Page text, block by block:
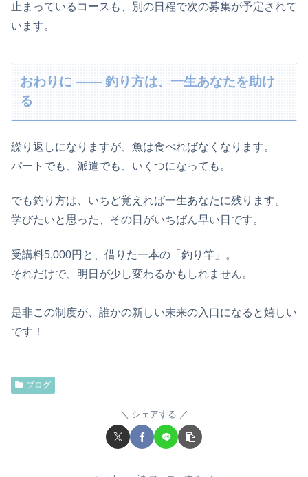
止まっているコースも、別の日程で次の募集が予定されて
います。
おわりに ―― 釣り方は、一生あなたを助け
る
繰り返しになりますが、魚は食べればなくなります。
パートでも、派遣でも、いくつになっても。
でも釣り方は、いちど覚えれば一生あなたに残ります。
学びたいと思った、その日がいちばん早い日です。
受講料5,000円と、借りた一本の「釣り竿」。
それだけで、明日が少し変わるかもしれません。
是非この制度が、誰かの新しい未来の入口になると嬉しい
です！
ブログ
シェアする